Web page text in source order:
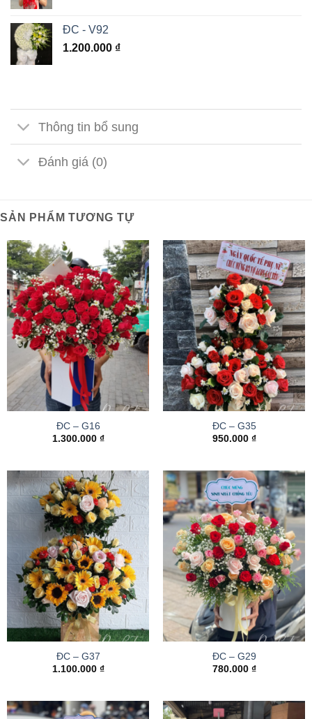
ĐC - V92
1.200.000 ₫
Thông tin bổ sung
Đánh giá (0)
SẢN PHẨM TƯƠNG TỰ
ĐC – G16
1.300.000 ₫
ĐC – G35
950.000 ₫
ĐC – G37
1.100.000 ₫
ĐC – G29
780.000 ₫